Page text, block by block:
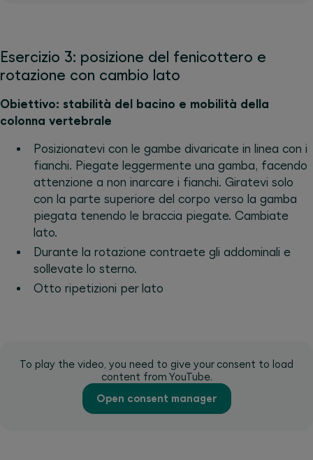
Esercizio 3: posizione del fenicottero e
rotazione con cambio lato
Obiettivo: stabilità del bacino e mobilità della
colonna vertebrale
Posizionatevi con le gambe divaricate in linea con i
fianchi. Piegate leggermente una gamba, facendo
attenzione a non inarcare i fianchi. Giratevi solo
con la parte superiore del corpo verso la gamba
piegata tenendo le braccia piegate. Cambiate
lato.
Durante la rotazione contraete gli addominali e
sollevate lo sterno.
Otto ripetizioni per lato
To play the video, you need to give your consent to load
content from YouTube.
Open consent manager